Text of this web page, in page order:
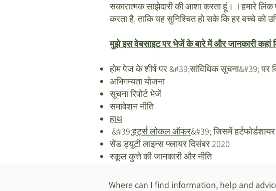
सकारात्मक साझेदारी की आशा करता हूं। I हमारे
करता है, ताकि यह सुनिश्चित हो सके कि हर बच्चे को
मुझे इस वेबसाइट पर भेजें के बारे में और जानकारी कहां
होम पेज के शीर्ष पर &#39;सांविधिक सूचना&#39;
अभिगम्यता योजना
सूचना रिपोर्ट भेजें
समावेशन नीति
हाथ
&#39;हर्ट्स लोकल ऑफर&#39; जिसमें
सेंड ड्यूटी लाइन्स फ्लायर दिसंबर 2020
स्कूल कुत्ते की जानकारी और नीति
Where can I find information, help and